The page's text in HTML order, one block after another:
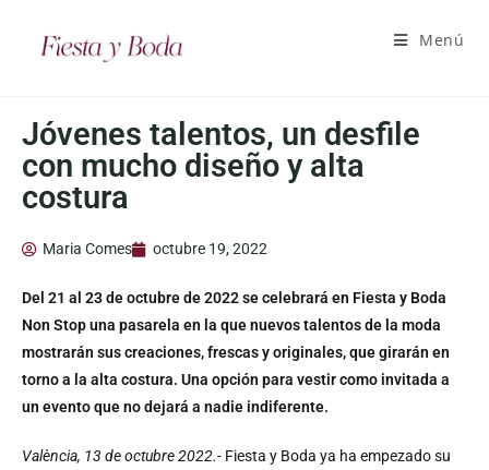
Menú
Jóvenes talentos, un desfile
con mucho diseño y alta
costura
Maria Comes octubre 19, 2022
Del 21 al 23 de octubre de 2022 se celebrará en Fiesta y Boda
Non Stop una pasarela en la que nuevos talentos de la moda
mostrarán sus creaciones, frescas y originales, que girarán en
torno a la alta costura. Una opción para vestir como invitada a
un evento que no dejará a nadie indiferente.
València, 13 de octubre 2022.- Fiesta y Boda ya ha empezado su